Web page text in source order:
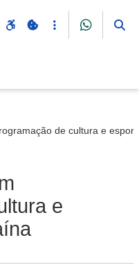
de cultura e
e